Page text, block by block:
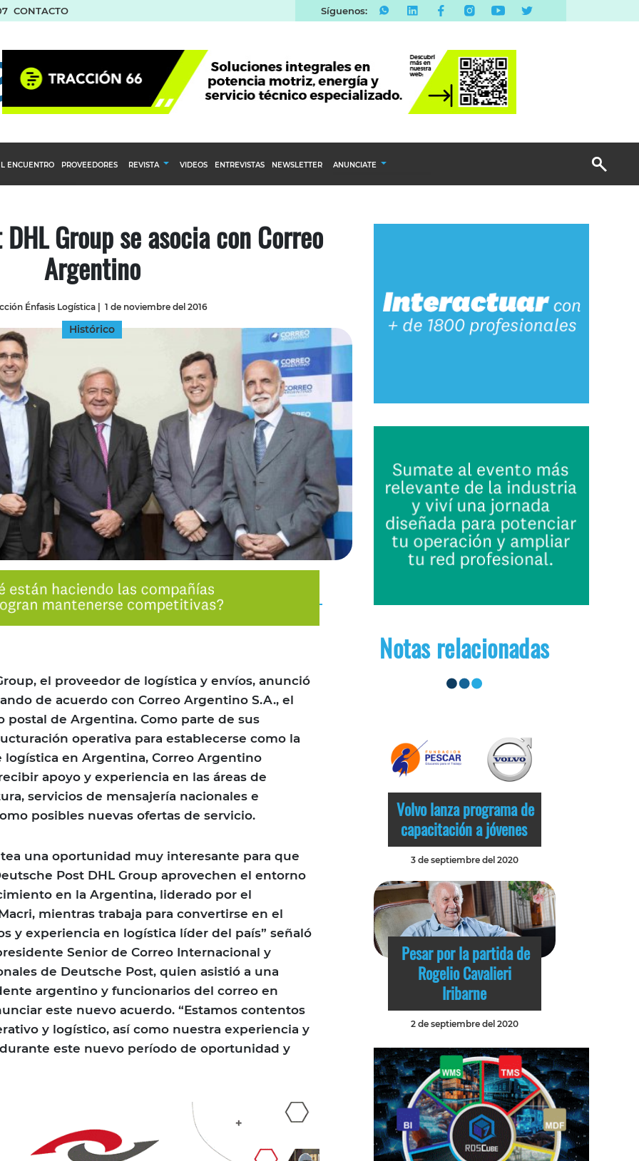
CONTACTO Síguenos:
del Agro
ENCUENTRO PROVEEDORES REVISTA
INGRESAR
SUSCRÍBASE
VIDEOS ENTREVISTAS NEWSLETTER ANUNCIATE
Email Marketing
Group se asocia con Correo
Argentino
Énfasis Logística| 1 de noviembre del 2016
Histórico
el proveedor de logística y envíos, anunció
de acuerdo con Correo Argentino S.A., el
postal de Argentina. Como parte de sus
operativa para establecerse como la
en Argentina, Correo Argentino
apoyo y experiencia en las áreas de
servicios de mensajería nacionales e
posibles nuevas ofertas de servicio.
una oportunidad muy interesante para que
Post DHL Group aprovechen el entorno
en la Argentina, liderado por el
mientras trabaja para convertirse en el
y experiencia en logística líder del país” señaló
Senior de Correo Internacional y
de Deutsche Post, quien asistió a una
argentino y funcionarios del correo en
este nuevo acuerdo. “Estamos contentos
y logístico, así como nuestra experiencia y
este nuevo período de oportunidad y
Notas relacionadas
Volvo lanza programa de
capacitación a jóvenes
3 de septiembre del 2020
Pesar por la partida de
Rogelio Cavalieri
Iribarne
2 de septiembre del 2020